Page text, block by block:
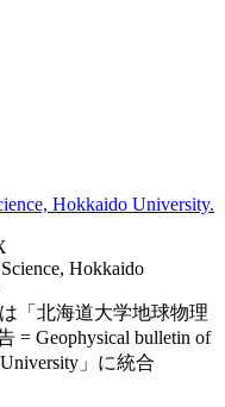
Hokkaido University.
Hokkaido
「北海道大学地球物理
= Geophysical bulletin of
」に統合